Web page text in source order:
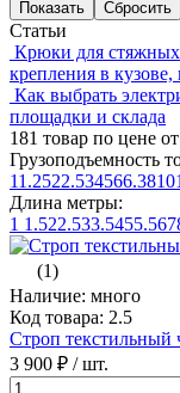
Статьи
Крюки для стяжных
крепления в
Как выбрать
площадки и склада
181 товар по цене
Грузоподъемность
11.2522.534566.3810
Длина метры:
1 1.522.533.5455.567
(1)
Наличие: много
Код товара: 2.5
Строп текстильный
3 900 ₽ / шт.